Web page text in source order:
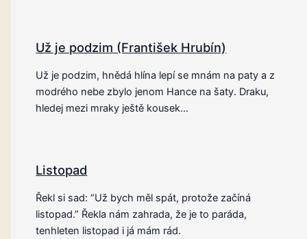
Už je podzim (František Hrubín)
Už je podzim, hnědá hlína lepí se mnám na paty a z
modrého nebe zbylo jenom Hance na šaty. Draku,
hledej mezi mraky ještě kousek…
Listopad
Řekl si sad: “Už bych měl spát, protože začíná
listopad.” Řekla nám zahrada, že je to paráda,
tenhleten listopad i já mám rád.